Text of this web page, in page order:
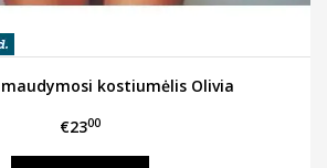
kostiumėlis Olivia
€2300